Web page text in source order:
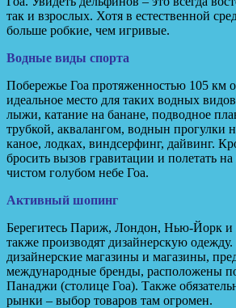
так и взрослых. Хотя в естественной
больше робкие, чем игривые.
Водные виды спорта
Побережье Гоа протяженностью 105 км
идеальное место для таких водных
лыжи, катание на банане, подводное
трубкой, аквалангом, воднын прогулки
каное, лодках, виндсерфинг, дайвинг.
бросить вызов гравитации и полетать
чистом голубом небе Гоа.
Активный шопинг
Берегитесь Париж, Лондон, Нью-Йорк и
также производят дизайнерскую
дизайнерские магазины и магазины,
международные бренды, расположены
Панаджи (столице Гоа). Также
рынки – выбор товаров там огромен.